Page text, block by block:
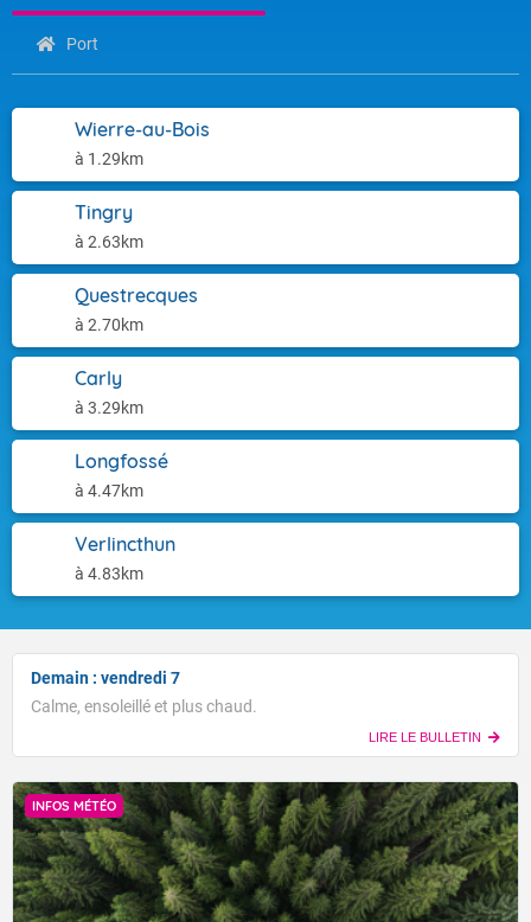
Port
Wierre-au-Bois
à 1.29km
Tingry
à 2.63km
Questrecques
à 2.70km
Carly
à 3.29km
Longfossé
à 4.47km
Verlincthun
à 4.83km
Demain : vendredi 7
Calme, ensoleillé et plus chaud.
LIRE LE BULLETIN
INFOS MÉTÉO